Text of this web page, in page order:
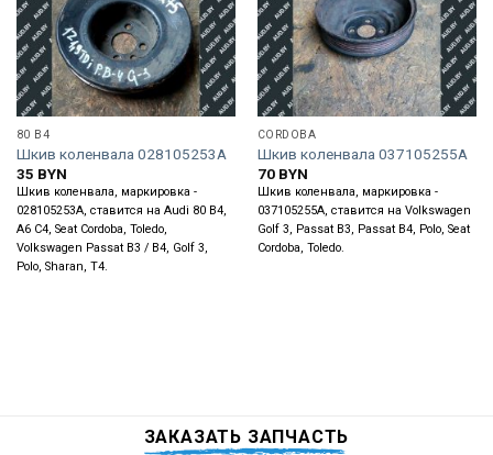
80 B4
Шкив коленвала 028105253A
35 BYN
Шкив коленвала, маркировка -
028105253A, ставится на Audi 80 B4,
A6 C4, Seat Cordoba, Toledo,
Volkswagen Passat B3 / B4, Golf 3,
Polo, Sharan, T4.
CORDOBA
Шкив коленвала 037105255A
70 BYN
Шкив коленвала, маркировка -
037105255A, ставится на Volkswagen
Golf 3, Passat B3, Passat B4, Polo, Seat
Cordoba, Toledo.
ЗАКАЗАТЬ ЗАПЧАСТЬ